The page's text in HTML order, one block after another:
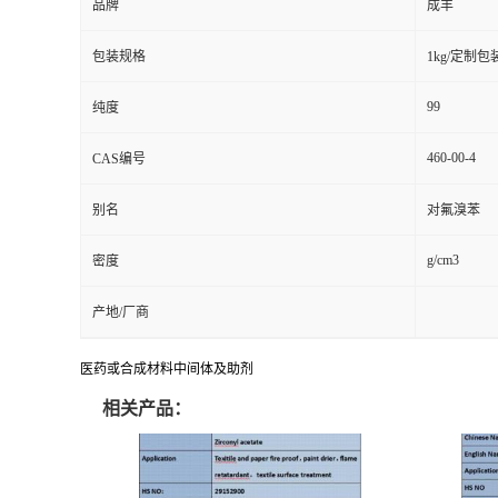
品牌 成丰
包装规格 1kg/定制包
纯度 99
CAS编号 460-00-4
别名 对氟溴苯
密度 g/cm3
产地/厂商
医药或合成材料中间体及助剂
相关产品：